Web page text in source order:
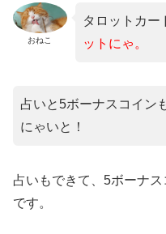
おねこ
タロットカー
ットにゃ。
占いと5ボーナスコイン
にゃいと！
占いもできて、5ボーナ
です。